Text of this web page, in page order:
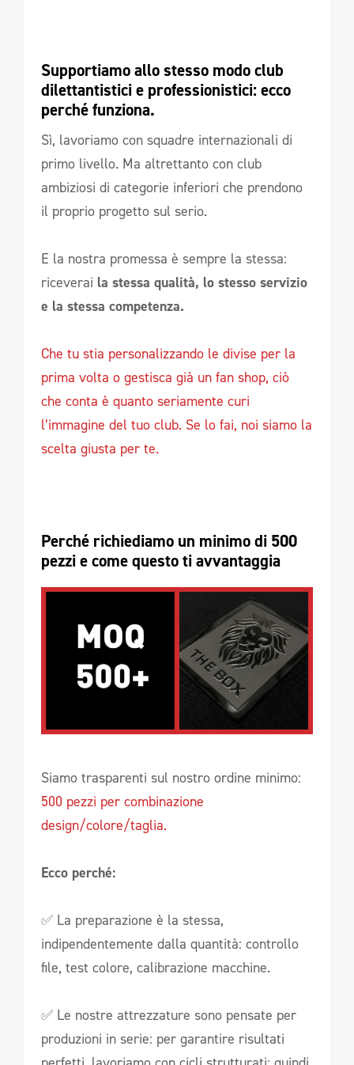
Supportiamo allo stesso modo club
dilettantistici e professionistici: ecco
perché funziona.
Sì, lavoriamo con squadre internazionali di
primo livello. Ma altrettanto con club
ambiziosi di categorie inferiori che prendono
il proprio progetto sul serio.
E la nostra promessa è sempre la stessa:
riceverai la stessa qualità, lo stesso servizio
e la stessa competenza.
Che tu stia personalizzando le divise per la
prima volta o gestisca già un fan shop, ciò
che conta è quanto seriamente curi
l’immagine del tuo club. Se lo fai, noi siamo la
scelta giusta per te.
Perché richiediamo un minimo di 500
pezzi e come questo ti avvantaggia
Siamo trasparenti sul nostro ordine minimo:
500 pezzi per combinazione
design/colore/taglia.
Ecco perché:
✅ La preparazione è la stessa,
indipendentemente dalla quantità: controllo
file, test colore, calibrazione macchine.
✅ Le nostre attrezzature sono pensate per
produzioni in serie: per garantire risultati